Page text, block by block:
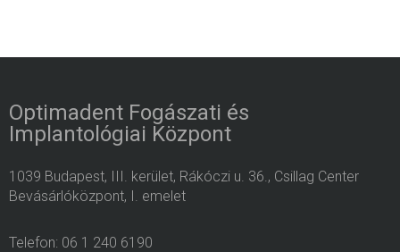
Optimadent Fogászati és
Implantológiai Központ
1039 Budapest, III. kerület, Rákóczi u. 36., Csillag Center
Bevásárlóközpont, I. emelet
Telefon: 06 1 240 6190